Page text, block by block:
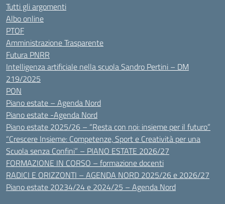
Tutti gli argomenti
Albo online
PTOF
Amministrazione Trasparente
Futura PNRR
Intelligenza artificiale nella scuola Sandro Pertini – DM
219/2025
PON
Piano estate – Agenda Nord
Piano estate -Agenda Nord
Piano estate 2025/26 – “Resta con noi: insieme per il futuro”
“Crescere Insieme: Competenze, Sport e Creatività per una
Scuola senza Confini” – PIANO ESTATE 2026/27
FORMAZIONE IN CORSO – formazione docenti
RADICI E ORIZZONTI – AGENDA NORD 2025/26 e 2026/27
Piano estate 20234/24 e 2024/25 – Agenda Nord